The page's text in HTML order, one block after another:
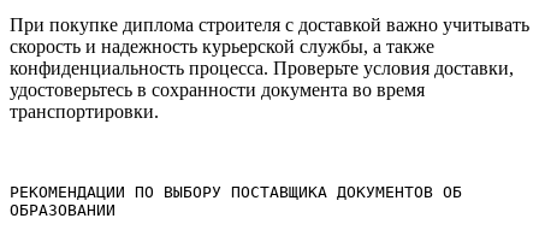
При покупке диплома строителя с доставкой важно учитывать
скорость и надежность курьерской службы, а также
конфиденциальность процесса.​ Проверьте условия доставки,
удостоверьтесь в сохранности документа во время
транспортировки.​
РЕКОМЕНДАЦИИ ПО ВЫБОРУ ПОСТАВЩИКА ДОКУМЕНТОВ ОБ
ОБРАЗОВАНИИ